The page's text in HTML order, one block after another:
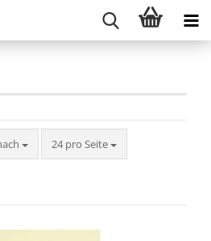
24 pro Seite
pro Seite